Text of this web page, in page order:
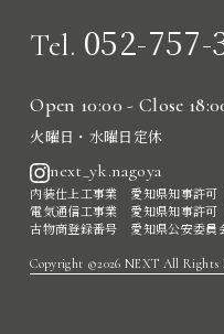
Tel. 052-757-
Open 10:00 - Close
火曜日・水曜日定休
next_yk.nagoya
内装仕上工事業 愛知県知事許可
電気通信工事業 愛知県知事許可
古物商登録番号 愛知県公安委
Copyright ©2026 NEXT All Rights